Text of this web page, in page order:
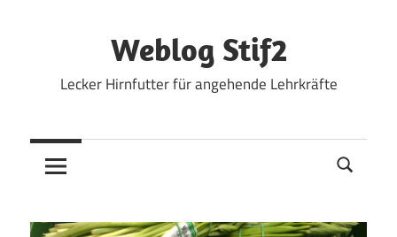
Weblog Stif2
Lecker Hirnfutter für angehende Lehrkräfte